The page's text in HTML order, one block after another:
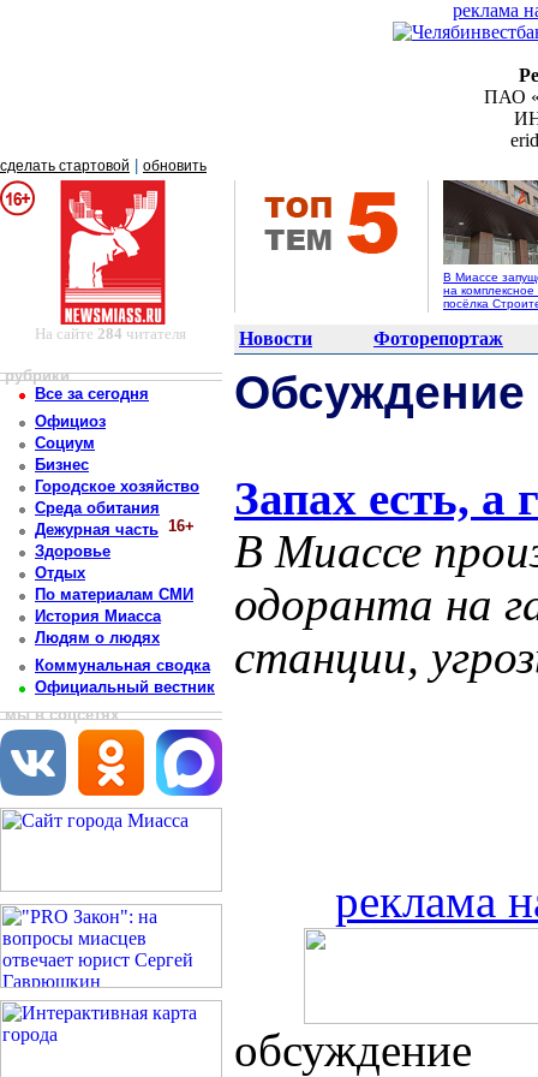
реклама
ПАО
сделать стартовой обновить
В Миассе
на комплексное
посёлка
На сайте 284 читателя Новости Фоторепортаж
рубрики
Все за сегодня
Официоз
Социум
Бизнес
Городское хозяйство
Среда обитания
Дежурная часть 16+
Здоровье
Отдых
По материалам СМИ
История Миасса
Людям о людях
Коммунальная сводка
Официальный вестник
мы в соцсетях
Запах есть, а
В Миассе
одоранта на
станции,
реклама
обсуждение